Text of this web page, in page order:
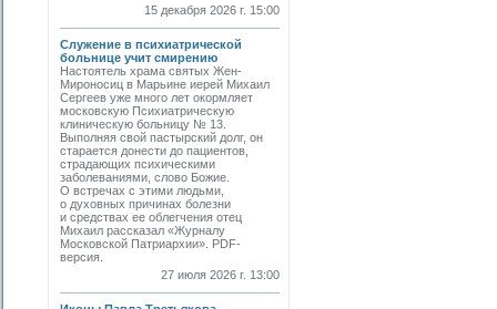
15 декабря 2026 г. 15:00
Служение в психиатрической
больнице учит смирению
Настоятель храма святых Жен-
Мироносиц в Марьине иерей Михаил
Сергеев уже много лет окормляет
московскую Психиатрическую
клиническую больницу № 13.
Выполняя свой пастырский долг, он
старается донести до пациентов,
страдающих психическими
заболеваниями, слово Божие.
О встречах с этими людьми,
о духовных причинах болезни
и средствах ее облегчения отец
Михаил рассказал «Журналу
Московской Патриархии». PDF-
версия.
27 июля 2026 г. 13:00